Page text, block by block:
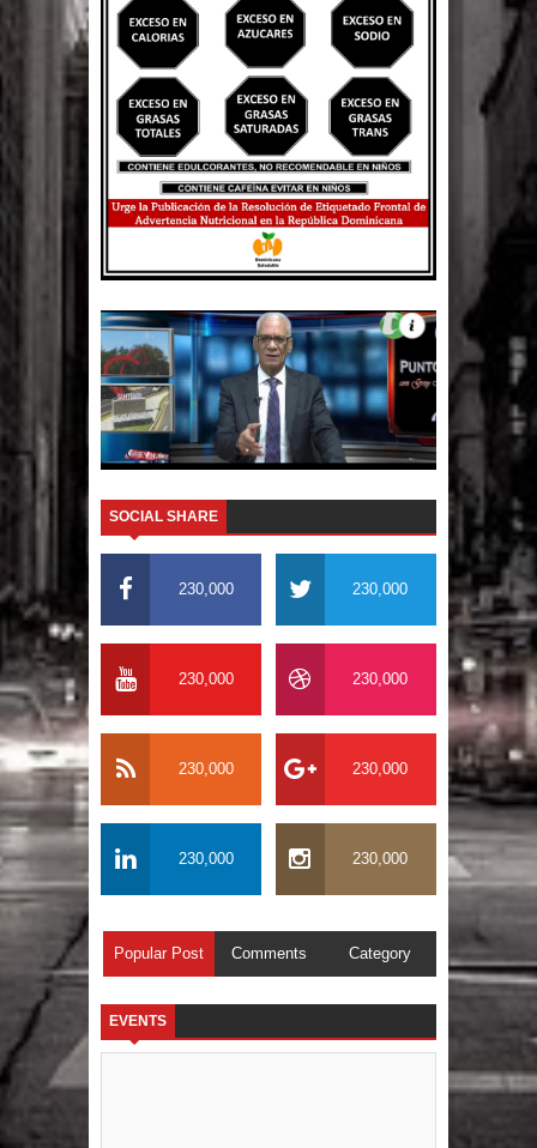
país con 3,500 millones de dólares
El PRM tendrá desde el próximo
domingo una dirección de hombres
SOCIAL SHARE
230,000 230,000
230,000 230,000
230,000 230,000
230,000 230,000
Popular Post Comments Category
EVENTS